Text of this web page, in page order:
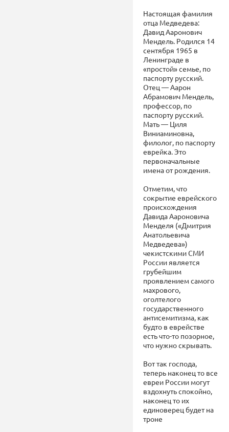
Настоящая фамилия
отца Медведева:
Давид Ааронович
Мендель. Родился 14
сентября 1965 в
Ленинграде в
«простой» семье, по
паспорту русский.
Отец — Аарон
Абрамович Мендель,
профессор, по
паспорту русский.
Мать — Циля
Виниаминовна,
филолог, по паспорту
еврейка. Это
первоначальные
имена от рождения.
Отметим, что
сокрытие еврейского
происхождения
Давида Аароновича
Менделя («Дмитрия
Анатольевича
Медведева»)
чекистскими СМИ
России является
грубейшим
проявлением самого
махрового,
оголтелого
государственного
антисемитизма, как
будто в еврействе
есть что-то позорное,
что нужно скрывать.
Вот так господа,
теперь наконец то все
евреи России могут
вздохнуть спокойно,
наконец то их
единоверец будет на
троне